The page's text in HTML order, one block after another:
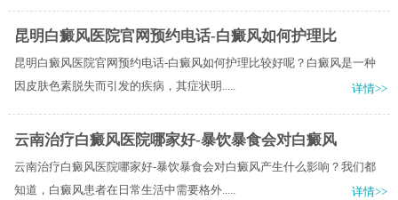
昆明白癜风医院官网预约电话-白癜风如何护理比
昆明白癜风医院官网预约电话-白癜风如何护理比较好呢？白癜风是一种
因皮肤色素脱失而引发的疾病，其症状明.....
详情>>
云南治疗白癜风医院哪家好-暴饮暴食会对白癜风
云南治疗白癜风医院哪家好-暴饮暴食会对白癜风产生什么影响？我们都
知道，白癜风患者在日常生活中需要格外.....
详情>>